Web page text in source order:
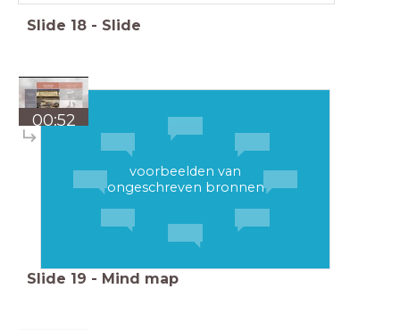
Slide 18 - Slide
00:52
voorbeelden van
ongeschreven bronnen
Slide 19 - Mind map